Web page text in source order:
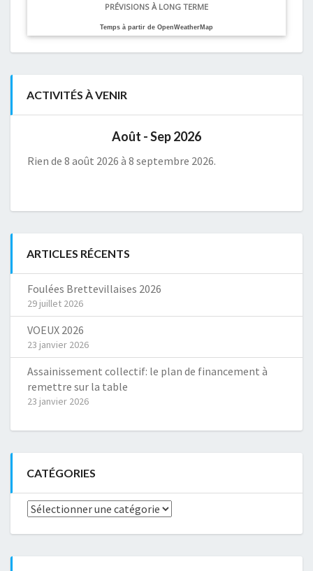
PRÉVISIONS À LONG TERME
Temps à partir de OpenWeatherMap
ACTIVITÉS À VENIR
Août - Sep 2026
Rien de 8 août 2026 à 8 septembre 2026.
ARTICLES RÉCENTS
Foulées Brettevillaises 2026
29 juillet 2026
VOEUX 2026
23 janvier 2026
Assainissement collectif: le plan de financement à
remettre sur la table
23 janvier 2026
CATÉGORIES
Catégories